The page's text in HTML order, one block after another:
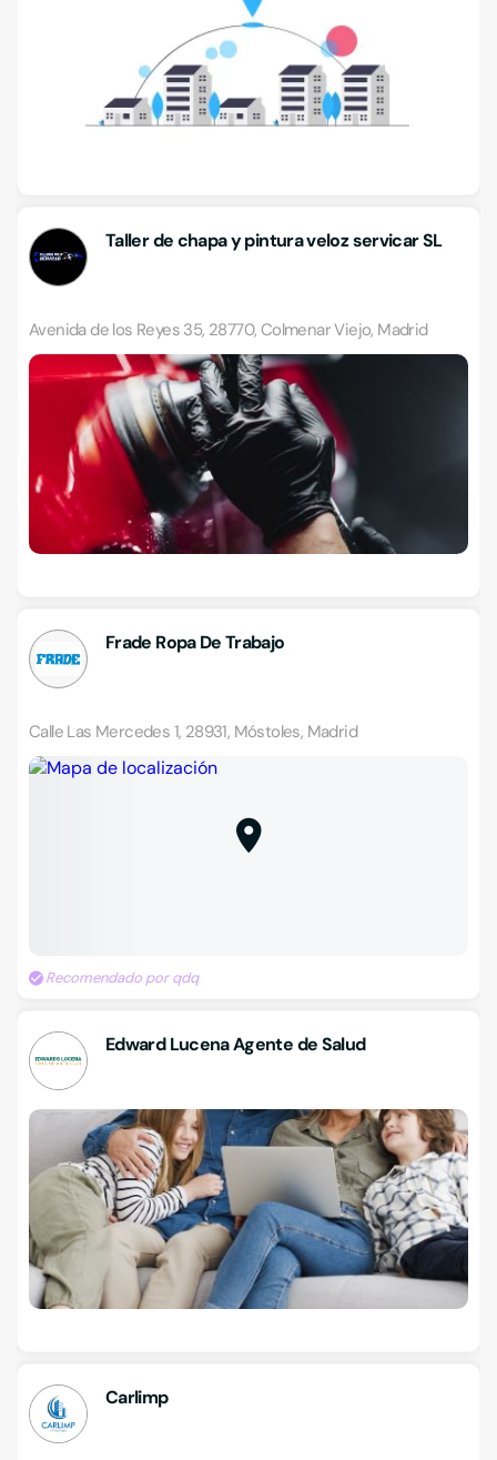
Taller de chapa y pintura veloz servicar SL
Avenida de los Reyes 35, 28770, Colmenar Viejo, Madrid
Frade Ropa De Trabajo
Calle Las Mercedes 1, 28931, Móstoles, Madrid
Recomendado por qdq
Edward Lucena Agente de Salud
Carlimp